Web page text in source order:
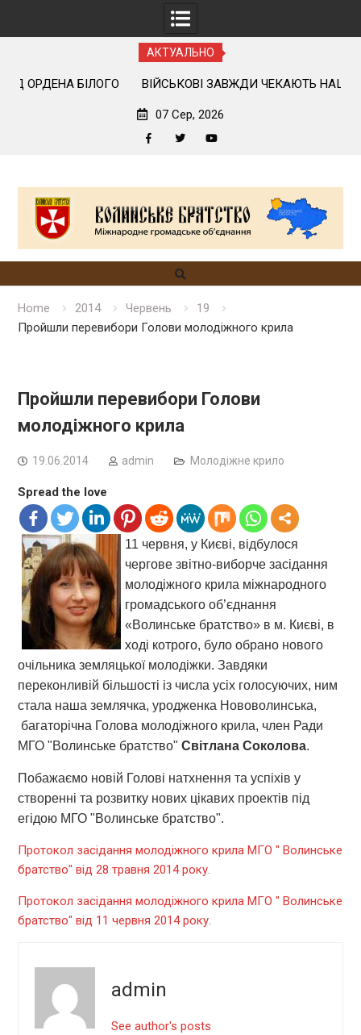
АКТУАЛЬНО
ВІЙСЬКОВІ ЗАВЖДИ ЧЕКАЮТЬ НАШОГО ПРИЇЗДУ
07 Сер, 2026
content
Home 2014 Червень
19
Пройшли перевибори Голови молодіжного крила
Пройшли перевибори Голови
молодіжного крила
19.06.2014 admin Молодіжне крило
Spread the love
11 червня, у Києві, відбулося
чергове звітно-виборче засідання
молодіжного крила міжнародного
громадського об’єднання
«Волинське братство» в м. Києві, в
ході котрого, було обрано нового
очільника земляцької молодіжки. Завдяки
переконливій більшості із числа усіх голосуючих, ним
стала наша землячка, уродженка Нововолинська,
багаторічна Голова молодіжного крила, член Ради
МГО "Волинське братство" Світлана Соколова.
Побажаємо новій Голові натхнення та успіхів у
створенні та розвитку нових цікавих проектів під
егідою МГО "Волинське братство".
Протокол засідання молодіжного крила МГО " Волинське
братство" від 28 травня 2014 року.
Протокол засідання молодіжного крила МГО " Волинське
братство" від 11 червня 2014 року.
admin
See author's posts